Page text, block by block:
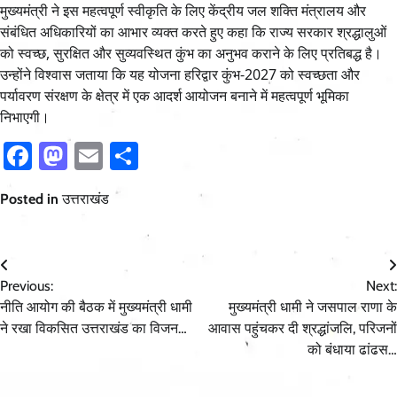
मुख्यमंत्री ने इस महत्वपूर्ण स्वीकृति के लिए केंद्रीय जल शक्ति मंत्रालय और
संबंधित अधिकारियों का आभार व्यक्त करते हुए कहा कि राज्य सरकार श्रद्धालुओं
को स्वच्छ, सुरक्षित और सुव्यवस्थित कुंभ का अनुभव कराने के लिए प्रतिबद्ध है।
उन्होंने विश्वास जताया कि यह योजना हरिद्वार कुंभ-2027 को स्वच्छता और
पर्यावरण संरक्षण के क्षेत्र में एक आदर्श आयोजन बनाने में महत्वपूर्ण भूमिका
निभाएगी।
Facebook
Mastodon
Email
Posted inउत्तराखंड
Post
navigation
Previous:
नीति आयोग की बैठक में मुख्यमंत्री धामी
ने रखा विकसित उत्तराखंड का विजन…
Next:
मुख्यमंत्री धामी ने जसपाल राणा के
आवास पहुंचकर दी श्रद्धांजलि, परिजनों
को बंधाया ढांढस…